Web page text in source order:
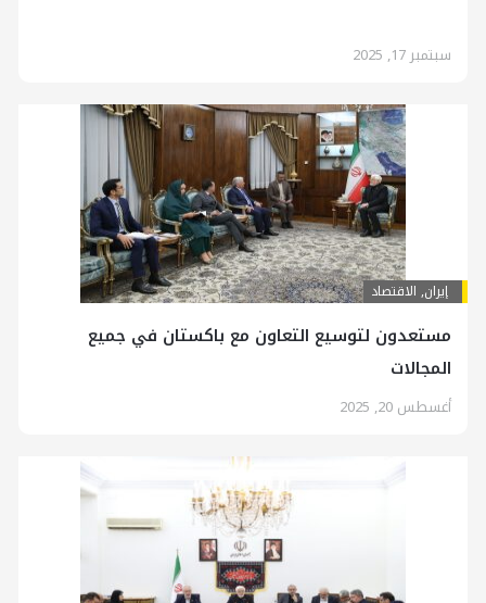
سبتمبر 17, 2025
إيران, الاقتصاد
مستعدون لتوسيع التعاون مع باكستان في جميع
المجالات
أغسطس 20, 2025